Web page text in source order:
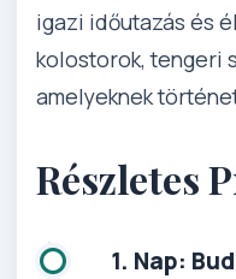
igazi időutazás és
kolostorok, tengeri
amelyeknek
Részletes
1. Nap: